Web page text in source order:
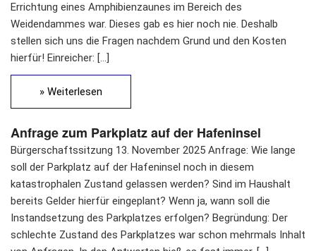
Errichtung eines Amphibienzaunes im Bereich des
Weidendammes war. Dieses gab es hier noch nie. Deshalb
stellen sich uns die Fragen nachdem Grund und den Kosten
hierfür! Einreicher: […]
» Weiterlesen
Anfrage zum Parkplatz auf der Hafeninsel
Bürgerschaftssitzung 13. November 2025 Anfrage: Wie lange
soll der Parkplatz auf der Hafeninsel noch in diesem
katastrophalen Zustand gelassen werden? Sind im Haushalt
bereits Gelder hierfür eingeplant? Wenn ja, wann soll die
Instandsetzung des Parkplatzes erfolgen? Begründung: Der
schlechte Zustand des Parkplatzes war schon mehrmals Inhalt